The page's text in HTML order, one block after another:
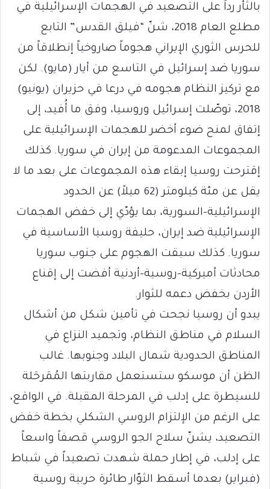
بالثأر رداً على التصعيد في الهجمات الإسرائيلية في
مطلع العام 2018، شنّ “فيلق القدس” التابع
للحرس الثوري الإيراني هجوماً صاروخياً إنطلاقاً من
سوريا ضد إسرائيل في التاسع من أيار (مايو). لكن
مع تركيز النظام هجومه في درعا في حزيران (يونيو)
2018، توصّلت إسرائيل وروسيا، وفق ما أُفيد، إلى
إتفاق لمنح ضوء أخضر للهجمات الإسرائيلية على
المجموعات المدعومة من إيران في سوريا. كذلك
إقترحت روسيا إبقاء هذه المجموعات على بعد ما لا
يقل عن مئة كيلومتر (62 ميلاً) عن الحدود
الإسرائيلية-السورية، بما يؤدّي إلى خفض الهجمات
الإسرائيلية ضد إيران، حليفة روسيا الأساسية في
سوريا. كذلك سبقت الهجوم على جنوب سوريا
محادثات أميركية-روسية-أردنية أفضت إلى إقناع
الأردن بخفض دعمه للثوار.
يبدو أن روسيا نجحت في تأمين شكل من أشكال
السلام في مناطق النظام، وتجميد النزاع في
المناطق الحدودية شمال البلاد وجنوبها. غالب
الظن أن موسكو ستستعمل مقاربتها المُمَرحَلة
للسيطرة على إدلب في المرحلة المقبلة. في الواقع،
على الرغم من الإلتزام الروسي الشكلي بخطة خفض
التصعيد، يشنّ سلاح الجو الروسي قصفاً واسعاً
على إدلب، في إطار حملة شهدت تصعيداً في شباط
(فبراير) بعدما أسقط الثوّار طائرة حربية روسية